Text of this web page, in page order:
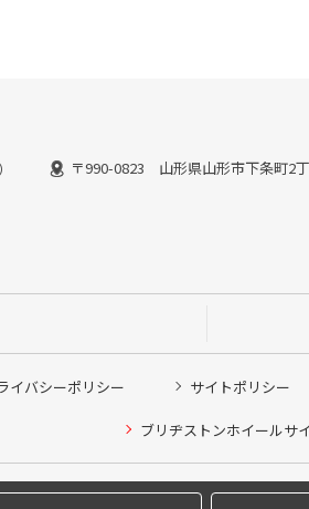
〒990-0823 山形県山形市下条町2
イバシーポリシー サイトポリシー
ブリヂストンホイールサ
業の予約
ローク契約会員の方はこちらを選択ください
用いただけません